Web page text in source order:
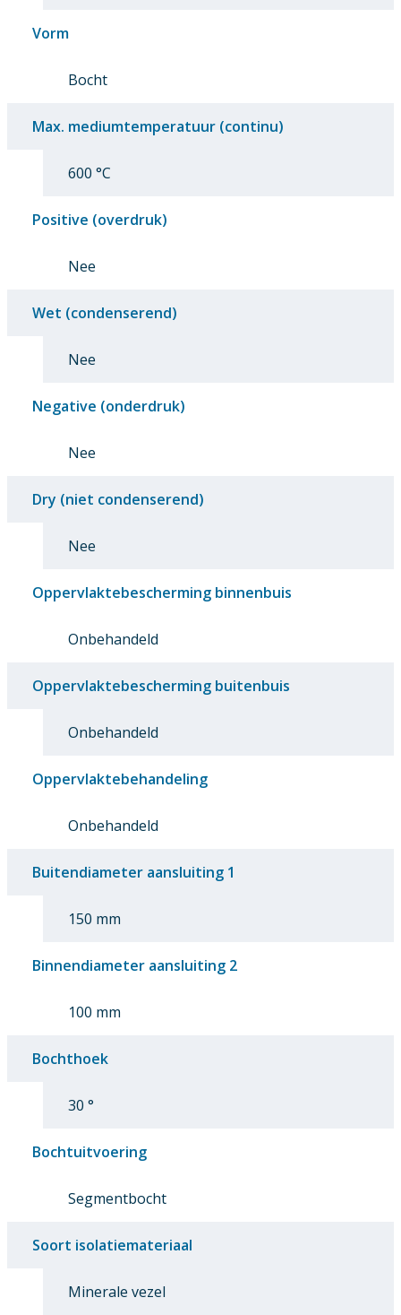
Vorm
Bocht
Max. mediumtemperatuur (continu)
600 °C
Positive (overdruk)
Nee
Wet (condenserend)
Nee
Negative (onderdruk)
Nee
Dry (niet condenserend)
Nee
Oppervlaktebescherming binnenbuis
Onbehandeld
Oppervlaktebescherming buitenbuis
Onbehandeld
Oppervlaktebehandeling
Onbehandeld
Buitendiameter aansluiting 1
150 mm
Binnendiameter aansluiting 2
100 mm
Bochthoek
30 °
Bochtuitvoering
Segmentbocht
Soort isolatiemateriaal
Minerale vezel